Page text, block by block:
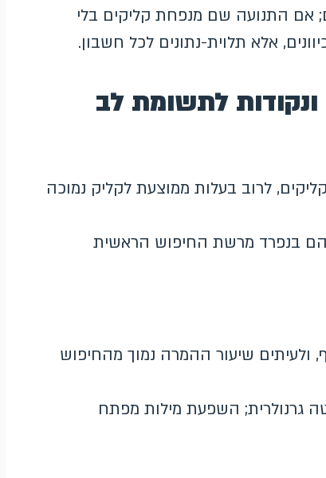
אם התנועה שם מנפחת קליקים בלי
אלא תלוית-נתונים לכל חשבון.
לתשומת לב
לרוב בעלות ממוצעת לקליק נמוכה
בנפרד מרשת החיפוש הראשית
שיעור ההמרה נמוך מהחיפוש
גרנולרית; השפעת מילות מפתח